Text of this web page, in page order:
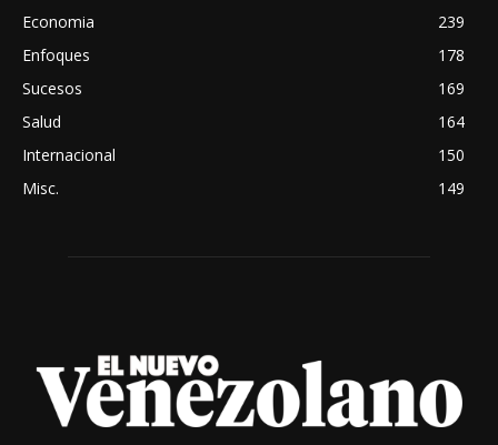
Economia
239
Enfoques
178
Sucesos
169
Salud
164
Internacional
150
Misc.
149